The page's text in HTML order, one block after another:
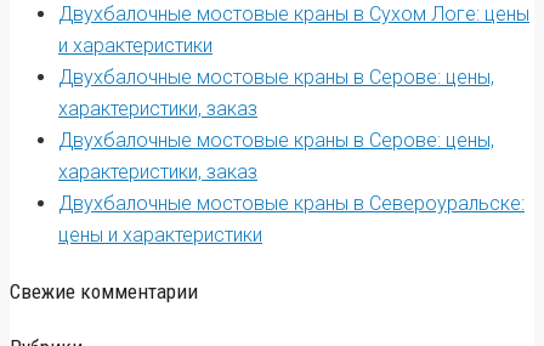
Двухбалочные мостовые краны в Сухом Логе: цены
и характеристики
Двухбалочные мостовые краны в Серове: цены,
характеристики, заказ
Двухбалочные мостовые краны в Серове: цены,
характеристики, заказ
Двухбалочные мостовые краны в Североуральске:
цены и характеристики
Свежие комментарии